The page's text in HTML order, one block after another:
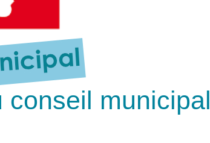
conseil municipal